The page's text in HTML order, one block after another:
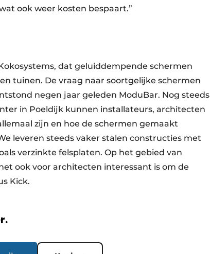
ook weer kosten bespaart.”
dat geluiddempende schermen
tuinen. De vraag naar soortgelijke schermen
negen jaar geleden ModuBar. Nog steeds
in Poeldijk kunnen installateurs, architecten
zijn en hoe de schermen gemaakt
leveren steeds vaker stalen constructies met
verzinkte felsplaten. Op het gebied van
ook voor architecten interessant is om de
Kick.